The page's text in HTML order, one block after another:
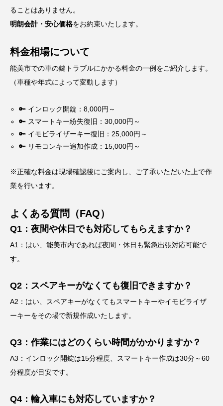
ることはありません。
明朗会計・安心価格をお約束いたします。
料金相場について
能美市での車の鍵トラブルにかかる料金の一例をご紹介します。
（車種や年式によって変動します）
🔑 インロック開錠：8,000円～
🔑 スマートキー紛失復旧：30,000円～
🔑 イモビライザーキー復旧：25,000円～
🔑 リモコンキー追加作成：15,000円～
※正確な料金は現場確認後にご案内し、ご了承いただいた上で作
業を行います。
よくある質問（FAQ）
Q1：夜間や休日でも対応してもらえますか？
A1：はい、能美市内であれば夜間・休日も緊急出張対応可能で
す。
Q2：スペアキーがなくても復旧できますか？
A2：はい、スペアキーがなくてもスマートキーやイモビライザ
ーキーをその場で新規作成いたします。
Q3：作業にはどのくらい時間がかかりますか？
A3：インロック開錠は15分程度、スマートキー作成は30分～60
分程度が目安です。
Q4：輸入車にも対応していますか？